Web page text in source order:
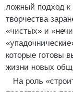
ложный подход к
творчества
«чистых» и
которые готовы
жизни новых
На роль